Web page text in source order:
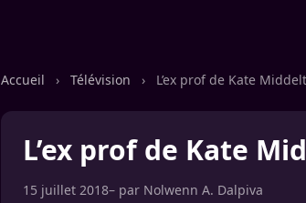
Accueil › Télévision › L’ex prof de Kate
L’ex prof de Kate
15 juillet 2018– par Nolwenn A. Dalpiva